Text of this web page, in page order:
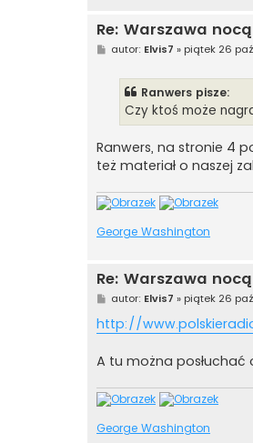
Re: Warszawa
Pautor: Elvis7 » piątek 26
Ranwers pisze:
Czy ktoś może
Ranwers, na stronie 4
też materiał o naszej
George Washington
Re: Warszawa
P
s
t
autor: Elvis7 » piątek 26
http://
A tu można
George Washington